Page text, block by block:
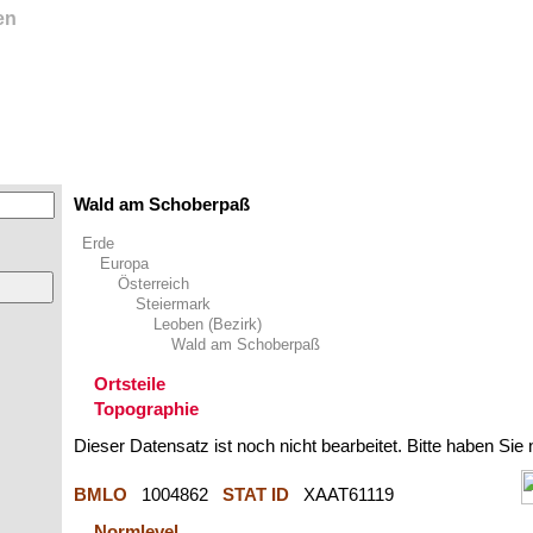
Wald am Schoberpaß
Erde
Europa
Österreich
Steiermark
Leoben (Bezirk)
Wald am Schoberpaß
Ortsteile
Topographie
Dieser Datensatz ist noch nicht bearbeitet. Bitte haben Sie
BMLO 1004862 STAT ID
XAAT61119